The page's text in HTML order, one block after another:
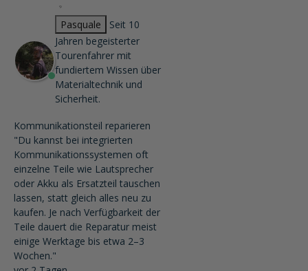
Pasquale
Seit 10
Jahren begeisterter
Tourenfahrer mit
fundiertem Wissen über
Materialtechnik und
Sicherheit.
Kommunikationsteil reparieren
"Du kannst bei integrierten
Kommunikationssystemen oft
einzelne Teile wie Lautsprecher
oder Akku als Ersatzteil tauschen
lassen, statt gleich alles neu zu
kaufen. Je nach Verfügbarkeit der
Teile dauert die Reparatur meist
einige Werktage bis etwa 2–3
Wochen."